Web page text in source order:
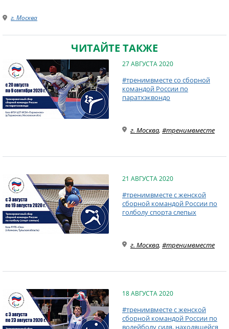
г. Москва
ЧИТАЙТЕ ТАКЖЕ
27 АВГУСТА 2020
#тренимвместе со сборной
командой России по
паратхэквондо
г. Москва, #тренимвместе
21 АВГУСТА 2020
#тренимвместе с женской
сборной командой России по
голболу спорта слепых
г. Москва, #тренимвместе
18 АВГУСТА 2020
#тренимвместе с женской
сборной командой России по
волейболу сидя, находящейся